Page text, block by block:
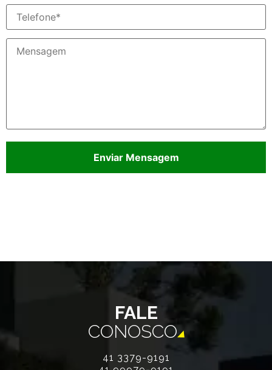
FALE
CONOSCO
41 3379-9191